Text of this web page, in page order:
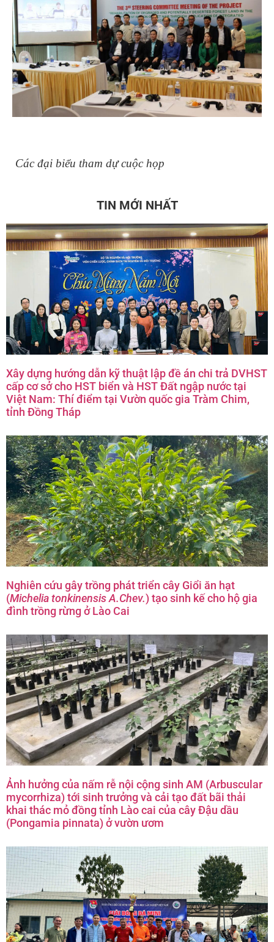
Các đại biểu tham dự cuộc họp
TIN MỚI NHẤT
Xây dựng hướng dẫn kỹ thuật lập đề án chi trả DVHST
cấp cơ sở cho HST biển và HST Đất ngập nước tại
Việt Nam: Thí điểm tại Vườn quốc gia Tràm Chim,
tỉnh Đồng Tháp
Nghiên cứu gây trồng phát triển cây Giổi ăn hạt
(Michelia tonkinensis A.Chev.) tạo sinh kế cho hộ gia
đình trồng rừng ở Lào Cai
Ảnh hưởng của nấm rễ nội cộng sinh AM (Arbuscular
mycorrhiza) tới sinh trưởng và cải tạo đất bãi thải
khai thác mỏ đồng tỉnh Lào cai của cây Đậu dầu
(Pongamia pinnata) ở vườn ươm